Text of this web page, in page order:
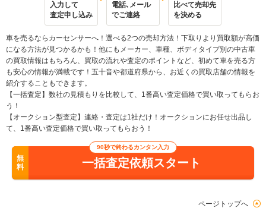
入力して
査定申し込み
電話､メール
でご連絡
比べて売却先
を決める
車を売るならカーセンサーへ！選べる2つの売却方法！下取りより買取額が高価
になる方法が見つかるかも！他にもメーカー、車種、ボディタイプ別の中古車
の買取情報はもちろん、買取の流れや査定のポイントなど、初めて車を売る方
も安心の情報が満載です！五十音や都道府県から、お近くの買取店舗の情報を
紹介することもできます。
【一括査定】数社の見積もりを比較して、1番高い査定価格で買い取ってもらお
う！
【オークション型査定】連絡・査定は1社だけ！オークションにお任せ出品し
て、1番高い査定価格で買い取ってもらおう！
無
料
90秒で終わるカンタン入力
一括査定依頼スタート
ページトップへ